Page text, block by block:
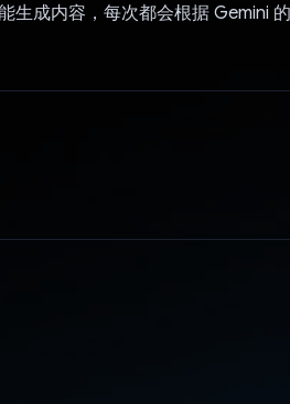
生成内容，每次都会根据 Gemini